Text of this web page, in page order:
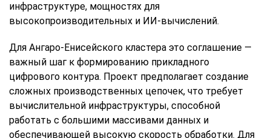
инфраструктуре, мощностях для
высокопроизводительных и ИИ-вычислений.
Для Ангаро-Енисейского кластера это соглашение —
важный шаг к формированию прикладного
цифрового контура. Проект предполагает создание
сложных производственных цепочек, что требует
вычислительной инфраструктуры, способной
работать с большими массивами данных и
обеспечивающей высокую скорость обработки. Для